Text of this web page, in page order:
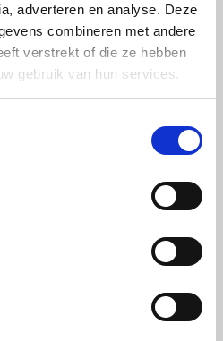
adverteren en analyse. Deze
combineren met andere
verstrekt of die ze hebben
gebruik van hun services.